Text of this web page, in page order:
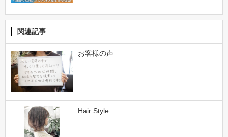
関連記事
お客様の声
Hair Style